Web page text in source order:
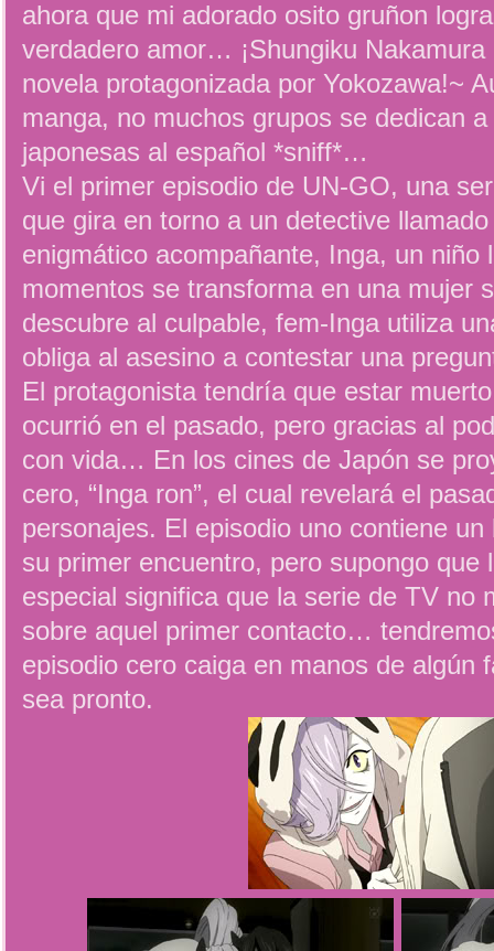
ahora que mi adorado osito gruñon
verdadero amor… ¡Shungiku
novela protagonizada por Yokozawa!~
manga, no muchos grupos se dedican
japonesas al español *sniff*…
Vi el primer episodio de UN-GO, una
que gira en torno a un detective
enigmático acompañante, Inga, un niño
momentos se transforma en una mujer
descubre al culpable, fem-Inga utiliza
obliga al asesino a contestar una
El protagonista tendría que estar
ocurrió en el pasado, pero gracias al
con vida… En los cines de Japón se
cero, “Inga ron”, el cual revelará el
personajes. El episodio uno contiene
su primer encuentro, pero supongo que
especial significa que la serie de TV no
sobre aquel primer contacto…
episodio cero caiga en manos de algún
sea pronto.